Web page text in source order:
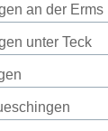
an der Erms
unter Teck